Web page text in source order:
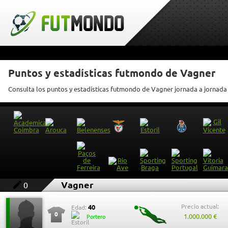
Puntos y estadísticas futmondo de Vagner
Consulta los puntos y estadísticas futmondo de Vagner jornada a jornada
0 Vagner
0
Edad: 40
Portero
Precio actual:
1.000.000 €